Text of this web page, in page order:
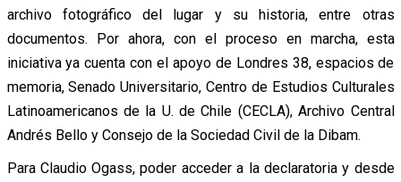
archivo fotográfico del lugar y su historia, entre otras
documentos. Por ahora, con el proceso en marcha, esta
iniciativa ya cuenta con el apoyo de Londres 38, espacios de
memoria, Senado Universitario, Centro de Estudios Culturales
Latinoamericanos de la U. de Chile (CECLA), Archivo Central
Andrés Bello y Consejo de la Sociedad Civil de la Dibam.
Para Claudio Ogass, poder acceder a la declaratoria y desde